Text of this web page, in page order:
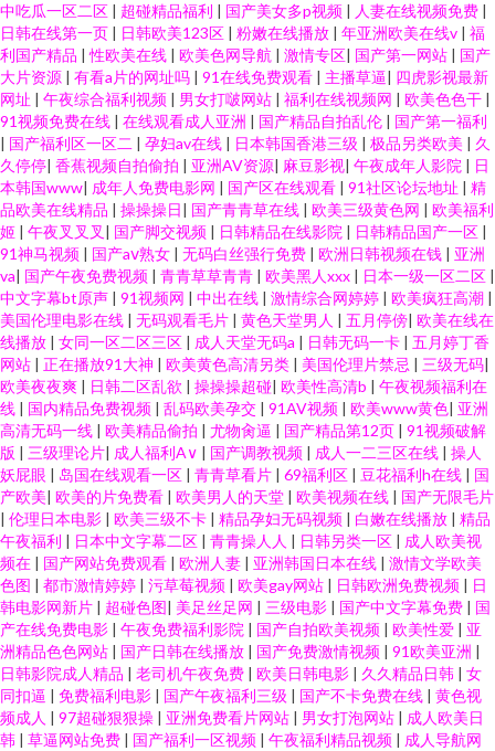
中吃瓜一区二区 | 超碰精品福利 | 国产美女多p视频 | 人妻在线视频免费 |
日韩在线第一页 | 日韩欧美123区 | 粉嫩在线播放 | 年亚洲欧美在线v | 福
利国产精品 |性欧美在线 | 欧美色网导航 | 激情专区| 国产第一网站 | 国产
大片资源 | 有看a片的网址吗 | 91在线免费观看 | 主播草逼| 四虎影视最新
网址 | 午夜综合福利视频 | 男女打啵网站 | 福利在线视频网 | 欧美色色干 |
91视频免费在线 | 在线观看成人亚洲 | 国产精品自拍乱伦 | 国产第一福利
| 国产福利区一区二 | 孕妇av在线 | 日本韩国香港三级 | 极品另类欧美 | 久
久停停| 香蕉视频自拍偷拍 | 亚洲AV资源| 麻豆影视| 午夜成年人影院 | 日
本韩国www| 成年人免费电影网 | 国产区在线观看 | 91社区论坛地址 | 精
品欧美在线精品 | 操操操日| 国产青青草在线 | 欧美三级黄色网 | 欧美福利
姬 | 午夜叉叉叉 | 国产脚交视频 | 日韩精品在线影院 | 日韩精品国产一区 |
91神马视频 | 国产aⅴ熟女 | 无码白丝强行免费 | 欧洲日韩视频在钱 | 亚洲
va| 国产午夜免费视频 | 青青草草青青 | 欧美黑人xxx | 日本一级一区二区 |
中文字幕bt原声 | 91视频网 | 中出在线 | 激情综合网婷婷 | 欧美疯狂高潮 |
美国伦理电影在线 | 无码观看毛片 | 黄色天堂男人 | 五月停傍| 欧美在线在
线播放 | 女同一区二区三区 | 成人天堂无码a | 日韩无码一卡 | 五月婷丁香
网站 | 正在播放91大神 | 欧美黄色高清另类 | 美国伦理片禁忌 | 三级无码|
欧美夜夜爽 | 日韩二区乱欲 | 操操操超碰| 欧美性高清b | 午夜视频福利在
线 | 国内精品免费视频 | 乱码欧美孕交 | 91AV视频 | 欧美www黄色| 亚洲
高清无码一线 | 欧美精品偷拍 | 尤物肏逼 | 国产精品第12页 | 91视频破解
版 | 三级理论片| 成人福利A∨ | 国产调教视频 | 成人一二三区在线 | 操人
妖屁眼 | 岛国在线观看一区 | 青青草看片 | 69福利区 | 豆花福利h在线 | 国
产欧美| 欧美的片免费看 | 欧美男人的天堂 | 欧美视频在线 | 国产无限毛片
| 伦理日本电影 | 欧美三级不卡 | 精品孕妇无码视频 | 白嫩在线播放 | 精品
午夜福利 | 日本中文字幕二区 | 青青操人人 | 日韩另类一区 | 成人欧美视
频在 | 国产网站免费观看 | 欧洲人妻 | 亚洲韩国日本在线 | 激情文学欧美
色图 | 都市激情婷婷 | 污草莓视频 | 欧美gay网站 | 日韩欧洲免费视频 | 日
韩电影网新片 | 超碰色图| 美足丝足网 | 三级电影 | 国产中文字幕免费 | 国
产在线免费电影 | 午夜免费福利影院 | 国产自拍欧美视频 | 欧美性爱 | 亚
洲精品色色网站 | 国产日韩在线播放 | 国产免费激情视频 | 91欧美亚洲 |
日韩影院成人精品 | 老司机午夜免费 | 欧美日韩电影 | 久久精品日韩 | 女
同扣逼 | 免费福利电影 | 国产午夜福利三级 | 国产不卡免费在线 | 黄色视
频成人 | 97超碰狠狠操 | 亚洲免费看片网站 | 男女打泡网站 | 成人欧美日
韩 | 草逼网站免费 | 国产福利一区视频 | 午夜福利精品视频 | 成人导航网